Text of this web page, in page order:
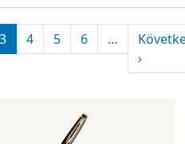
3 4 5 6 …
›